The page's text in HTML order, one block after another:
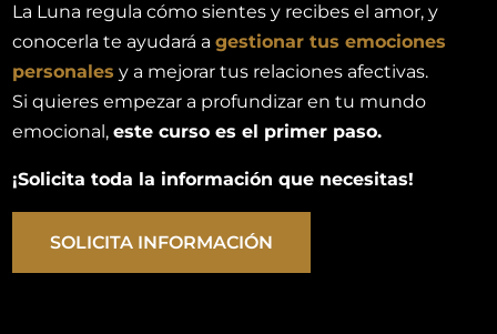
La Luna regula cómo sientes y recibes el amor, y
conocerla te ayudará agestionar tus emociones
personales y a mejorar tus relaciones afectivas.
Si quieres empezar a profundizar en tu mundo
emocional,este curso es el primer paso.
¡Solicita toda la información que necesitas!
SOLICITA INFORMACIÓN